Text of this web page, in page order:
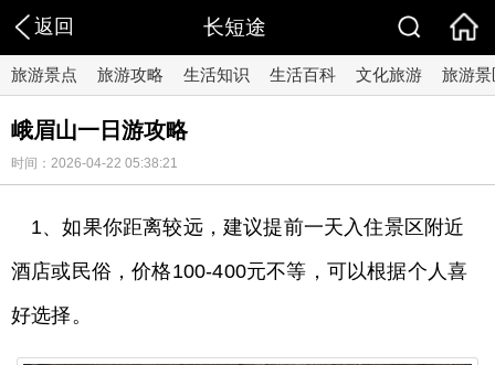
返回 长短途
旅游景点 旅游攻略 生活知识 生活百科 文化旅游 旅游景
峨眉山一日游攻略
时间：2026-04-22 05:38:21
1、如果你距离较远，建议提前一天入住景区附近
酒店或民俗，价格100-400元不等，可以根据个人喜
好选择。